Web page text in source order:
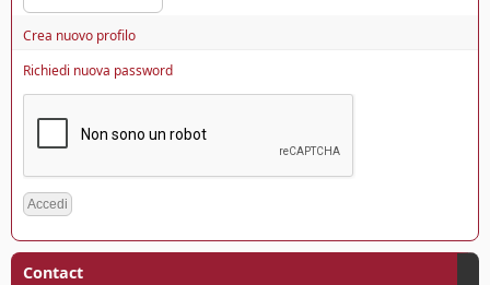
Crea nuovo profilo
Richiedi nuova password
Contact